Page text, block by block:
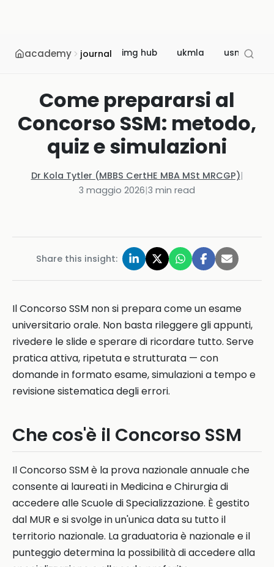
academy journal img hub ukmla usmle
Come prepararsi al
Concorso SSM: metodo,
quiz e simulazioni
Dr Kola Tytler (MBBS CertHE MBA MSt MRCGP)|
3 maggio 2026|3 min read
Share this insight:
Il Concorso SSM non si prepara come un esame
universitario orale. Non basta rileggere gli appunti,
rivedere le slide e sperare di ricordare tutto. Serve
pratica attiva, ripetuta e strutturata — con
domande in formato esame, simulazioni a tempo e
revisione sistematica degli errori.
Che cos'è il Concorso SSM
Il Concorso SSM è la prova nazionale annuale che
consente ai laureati in Medicina e Chirurgia di
accedere alle Scuole di Specializzazione. È gestito
dal MUR e si svolge in un'unica data su tutto il
territorio nazionale. La graduatoria è nazionale e il
punteggio determina la possibilità di accedere alla